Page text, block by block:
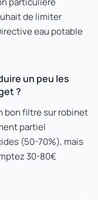
de limiter
eau potable
un peu les
?
bon filtre sur robinet
partiel
(50-70%), mais
30-80€